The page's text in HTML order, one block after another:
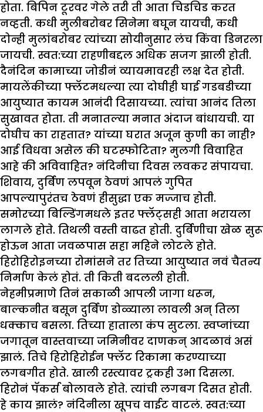
होता. बिपिन टूरवर गेले तरी ती आता चिडचिड करत
नव्हती. कधी मुलीबरोबर सिनेमा बघून यायची, कधी
दोन्ही मुलांबरोबर त्यांच्या सोयीनुसार लंच किंवा डिनरला
जायची. स्वत:च्या राहणीबद्दल अधिक सजग झाली होती.
दैनंदिन कामाच्या जोडीनं व्यायमावरही लक्ष देत होती.
मायलेंकीच्या फ्लॅटमधल्या त्या दोघीही घाई गडबडीच्या
आयुष्यात कायम आनंदी दिसायच्या. त्यांचा आनंद तिला
सुखावत होता. ती मनातल्या मनात अंदाज बांधायची. या
दोघीच का राहतात? यांच्या घरात अजून कुणी का नाही?
आई विधवा असेल की घटस्फोटिता? मुलगी विवाहित
आहे की अविवाहित? नंदिनीचा दिवस लवकर संपायचा.
शिवाय, दुर्बिण लपवून ठेवणं आपलं गुपित
आपल्यापुरंतच ठेवणं हीसुद्धा एक मज्जाच होती.
समोरच्या बिल्डिंगमधले इतर फ्लॅट्सही आता भरायला
लागले होते. तिथली वस्ती वाढत होती. दुर्बिणीचा खेळ सुरू
होऊन आता जवळपास सहा महिने लोटले होते.
हिरोहिरोइनच्या रोमांसने तर तिच्या आयुष्यात नवं चैतन्य
निर्माण केलं होतं. ती किती बदलली होती.
नेहमीप्रमाणे तिनं सकाळी आपली जागा धरून,
बाल्कनीत बसून दुर्बिण डोळ्याला लावली अन् तिला
धक्काच बसला. तिच्या हाताला कंप सुटला. स्वप्नांच्या
जगातून वास्तवाच्या जमिनीवर दाणकन् आदळावं असं
झालं. तिचे हिरोहिरोईन फ्लॅट रिकामा करण्याच्या
लगबगीत होते. खाली रस्त्यावर ट्रकही उभा दिसला.
हिरोनं पॅकर्स बोलावले होते. त्यांची लगबग दिसत होती.
हे काय झालं? नंदिनीला खूपच वाईट वाटलं. स्वत:च्या